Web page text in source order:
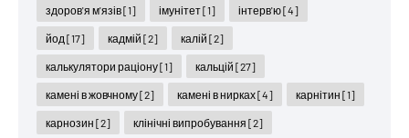
здоров'я м'язів[1] імунітет[1] інтерв'ю[4]
йод [17] кадмій [2] калій [2]
калькулятори раціону[1] кальцій [27]
камені в жовчному[2] камені в нирках[4] карнітин [1]
карнозин [2] клінічні випробування [2]